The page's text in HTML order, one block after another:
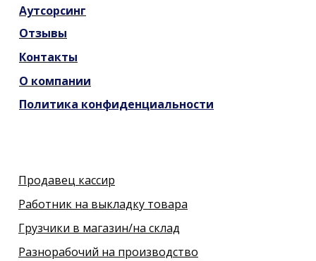
Политика конфиденциальности
Разнорабочий на производство
Грузчики в магазин/на склад
Работник на выкладку товара
Продавец кассир
О компании
Контакты
Отзывы
Аутсорсинг